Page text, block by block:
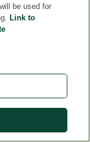
be used for
Link to